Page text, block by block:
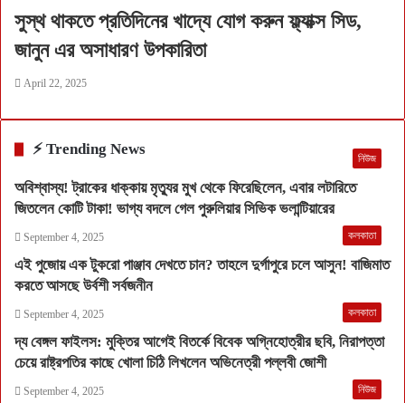
সুস্থ থাকতে প্রতিদিনের খাদ্যে যোগ করুন ফ্ল্যাক্স সিড,
জানুন এর অসাধারণ উপকারিতা
April 22, 2025
⚡ Trending News
নিউজ
অবিশ্বাস্য! ট্রাকের ধাক্কায় মৃত্যুর মুখ থেকে ফিরেছিলেন, এবার লটারিতে
জিতলেন কোটি টাকা! ভাগ্য বদলে গেল পুরুলিয়ার সিভিক ভলান্টিয়ারের
September 4, 2025 কলকাতা
এই পুজোয় এক টুকরো পাঞ্জাব দেখতে চান? তাহলে দুর্গাপুরে চলে আসুন! বাজিমাত
করতে আসছে উর্বশী সর্বজনীন
September 4, 2025 কলকাতা
দ্য বেঙ্গল ফাইলস: মুক্তির আগেই বিতর্কে বিবেক অগ্নিহোত্রীর ছবি, নিরাপত্তা
চেয়ে রাষ্ট্রপতির কাছে খোলা চিঠি লিখলেন অভিনেত্রী পল্লবী জোশী
September 4, 2025 নিউজ